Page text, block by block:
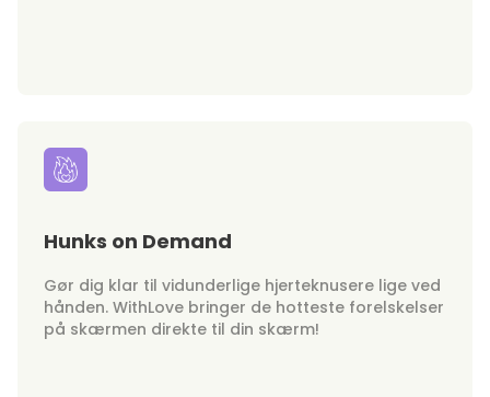
Hunks on Demand
Gør dig klar til vidunderlige hjerteknusere lige ved
hånden. WithLove bringer de hotteste forelskelser
på skærmen direkte til din skærm!